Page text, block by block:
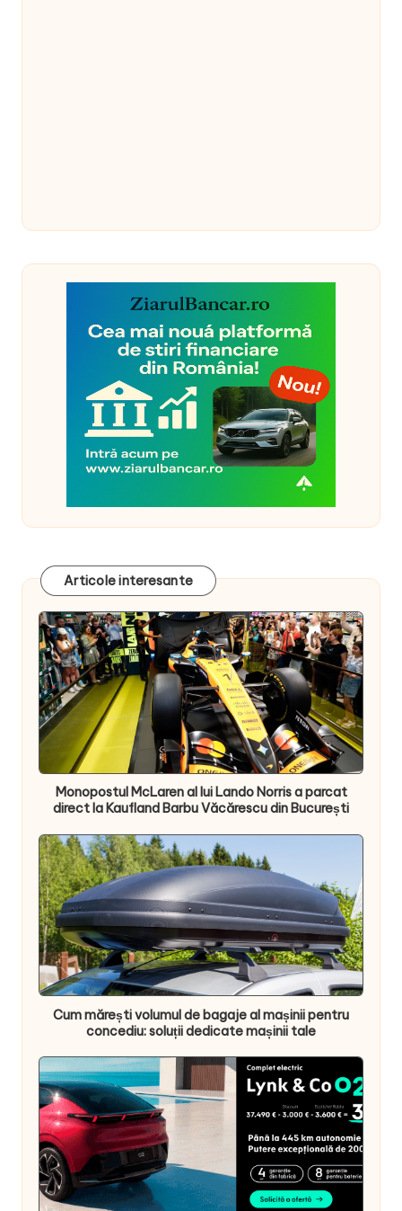
Articole interesante
Monopostul McLaren al lui Lando Norris a parcat
direct la Kaufland Barbu Văcărescu din București
Cum mărești volumul de bagaje al mașinii pentru
concediu: soluții dedicate mașinii tale